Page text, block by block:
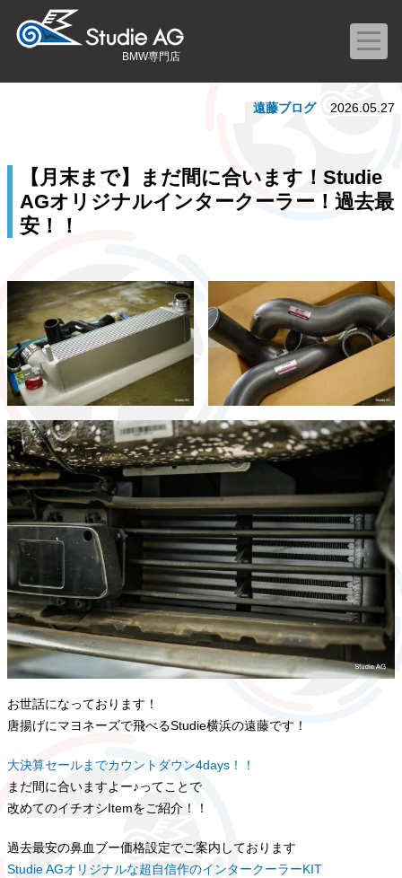
BMW専門店
【月末まで】まだ間に合います！Studie
AGオリジナルインタークーラー！過去最
安！！
遠藤ブログ 2026.05.27
お世話になっております！
唐揚げにマヨネーズで飛べるStudie横浜の遠藤です！
大決算セールまでカウントダウン4days！！
まだ間に合いますよー♪ってことで
改めてのイチオシItemをご紹介！！
過去最安の鼻血ブー価格設定でご案内しております
Studie AGオリジナルな超自信作のインタークーラーKIT